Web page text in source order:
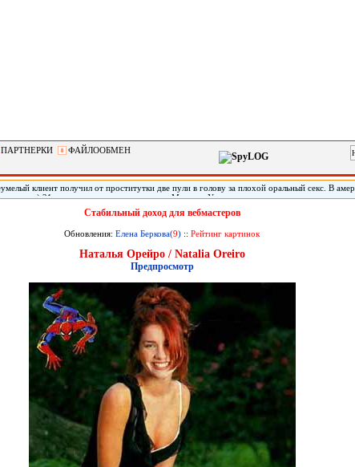
ПАРТНЕРКИ
ФАЙЛООБМЕН
клиент получил от проститутки две пули в голову за плохой оральный секс. В
21-летняя проститутка по имени Марисса Уоллен дважды выстрелила своему
не понравился оральный секс с ним. Мужчину обнаружили живым спустя три дня после
он не может говорить.Стабильный доход для вебмастеров
Обновления: Елена Беркова(9) :: Рейтинг картинок
Наталья Орейро / Natalia Oreiro
Предпросмотр